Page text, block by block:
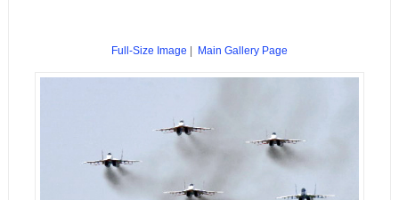
Full-Size Image Main Gallery Page